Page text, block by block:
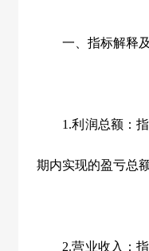
一、指标解释及
1.利润总额：指
期内实现的盈亏总额
2.营业收入：指